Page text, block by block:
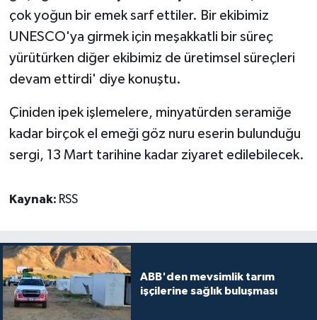
çok yoğun bir emek sarf ettiler. Bir ekibimiz
UNESCO'ya girmek için meşakkatli bir süreç
yürütürken diğer ekibimiz de üretimsel süreçleri
devam ettirdi' diye konuştu.
Çiniden ipek işlemelere, minyatürden seramiğe
kadar birçok el emeği göz nuru eserin bulunduğu
sergi, 13 Mart tarihine kadar ziyaret edilebilecek.
Kaynak: RSS
ABB'den mevsimlik tarım
işçilerine sağlık buluşması